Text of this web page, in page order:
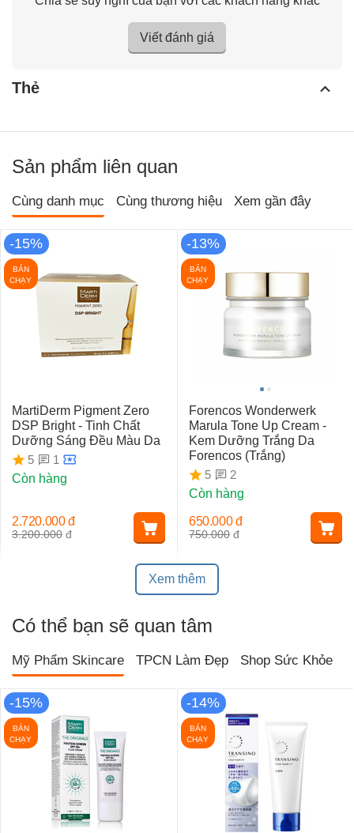
Viết đánh giá
Thẻ
Sản phẩm liên quan
Cùng danh mục Cùng thương hiệu Xem gần đây
-15%
BÁN
CHẠY
MartiDerm Pigment Zero
DSP Bright - Tinh Chất
Dưỡng Sáng Đều Màu Da
5
1
Còn hàng
3.200.000 đ
2.720.000 đ
-13%
BÁN
CHẠY
Forencos Wonderwerk
Marula Tone Up Cream -
Kem Dưỡng Trắng Da
Forencos (Trắng)
5
2
Còn hàng
750.000 đ
650.000 đ
Xem thêm
Có thể bạn sẽ quan tâm
Mỹ Phẩm Skincare TPCN Làm Đẹp Shop Sức Khỏe
-15%
BÁN
CHẠY
-14%
BÁN
CHẠY